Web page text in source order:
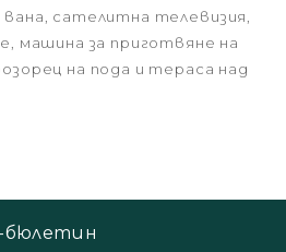
сателитна телевизия,
машина за приготвяне на
на пода и тераса над
бюлетин